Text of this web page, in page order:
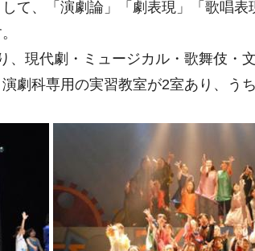
て、「演劇論」「劇表現」「歌唱
、現代劇・ミュージカル・歌舞伎・
劇科専用の実習教室が2室あり、